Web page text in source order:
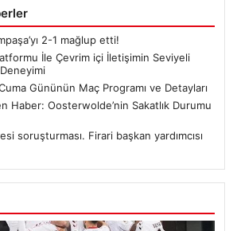
2-1 mağlup etti!
İle Çevrim içi İletişimin Seviyeli
Gününün Maç Programı ve Detayları
Haber: Oosterwolde’nin Sakatlık Durumu
soruşturması. Firari başkan yardımcısı